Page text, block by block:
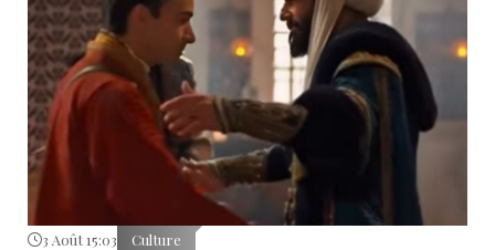
3 Août 15:03 Culture